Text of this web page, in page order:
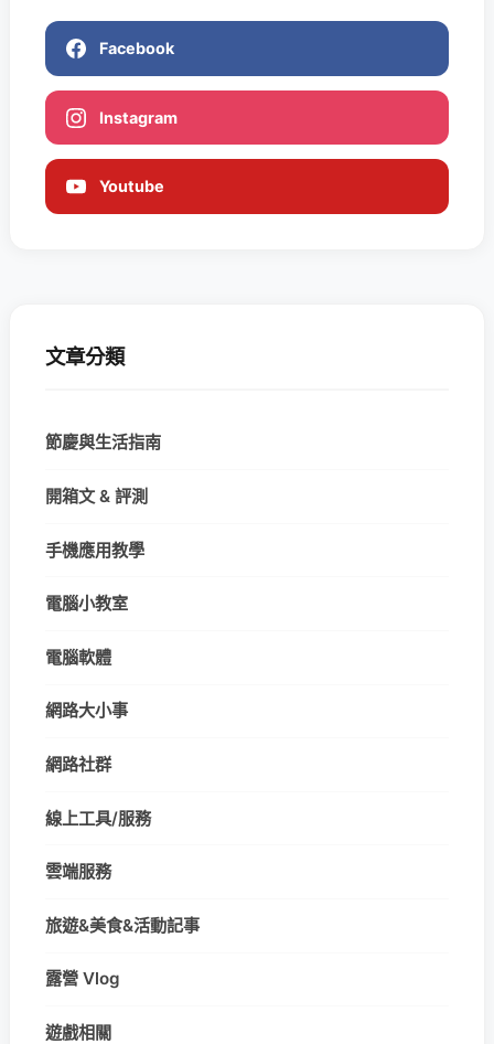
Facebook
Instagram
Youtube
文章分類
節慶與生活指南
開箱文 & 評測
手機應用教學
電腦小教室
電腦軟體
網路大小事
網路社群
線上工具/服務
雲端服務
旅遊&美食&活動記事
露營 Vlog
遊戲相關